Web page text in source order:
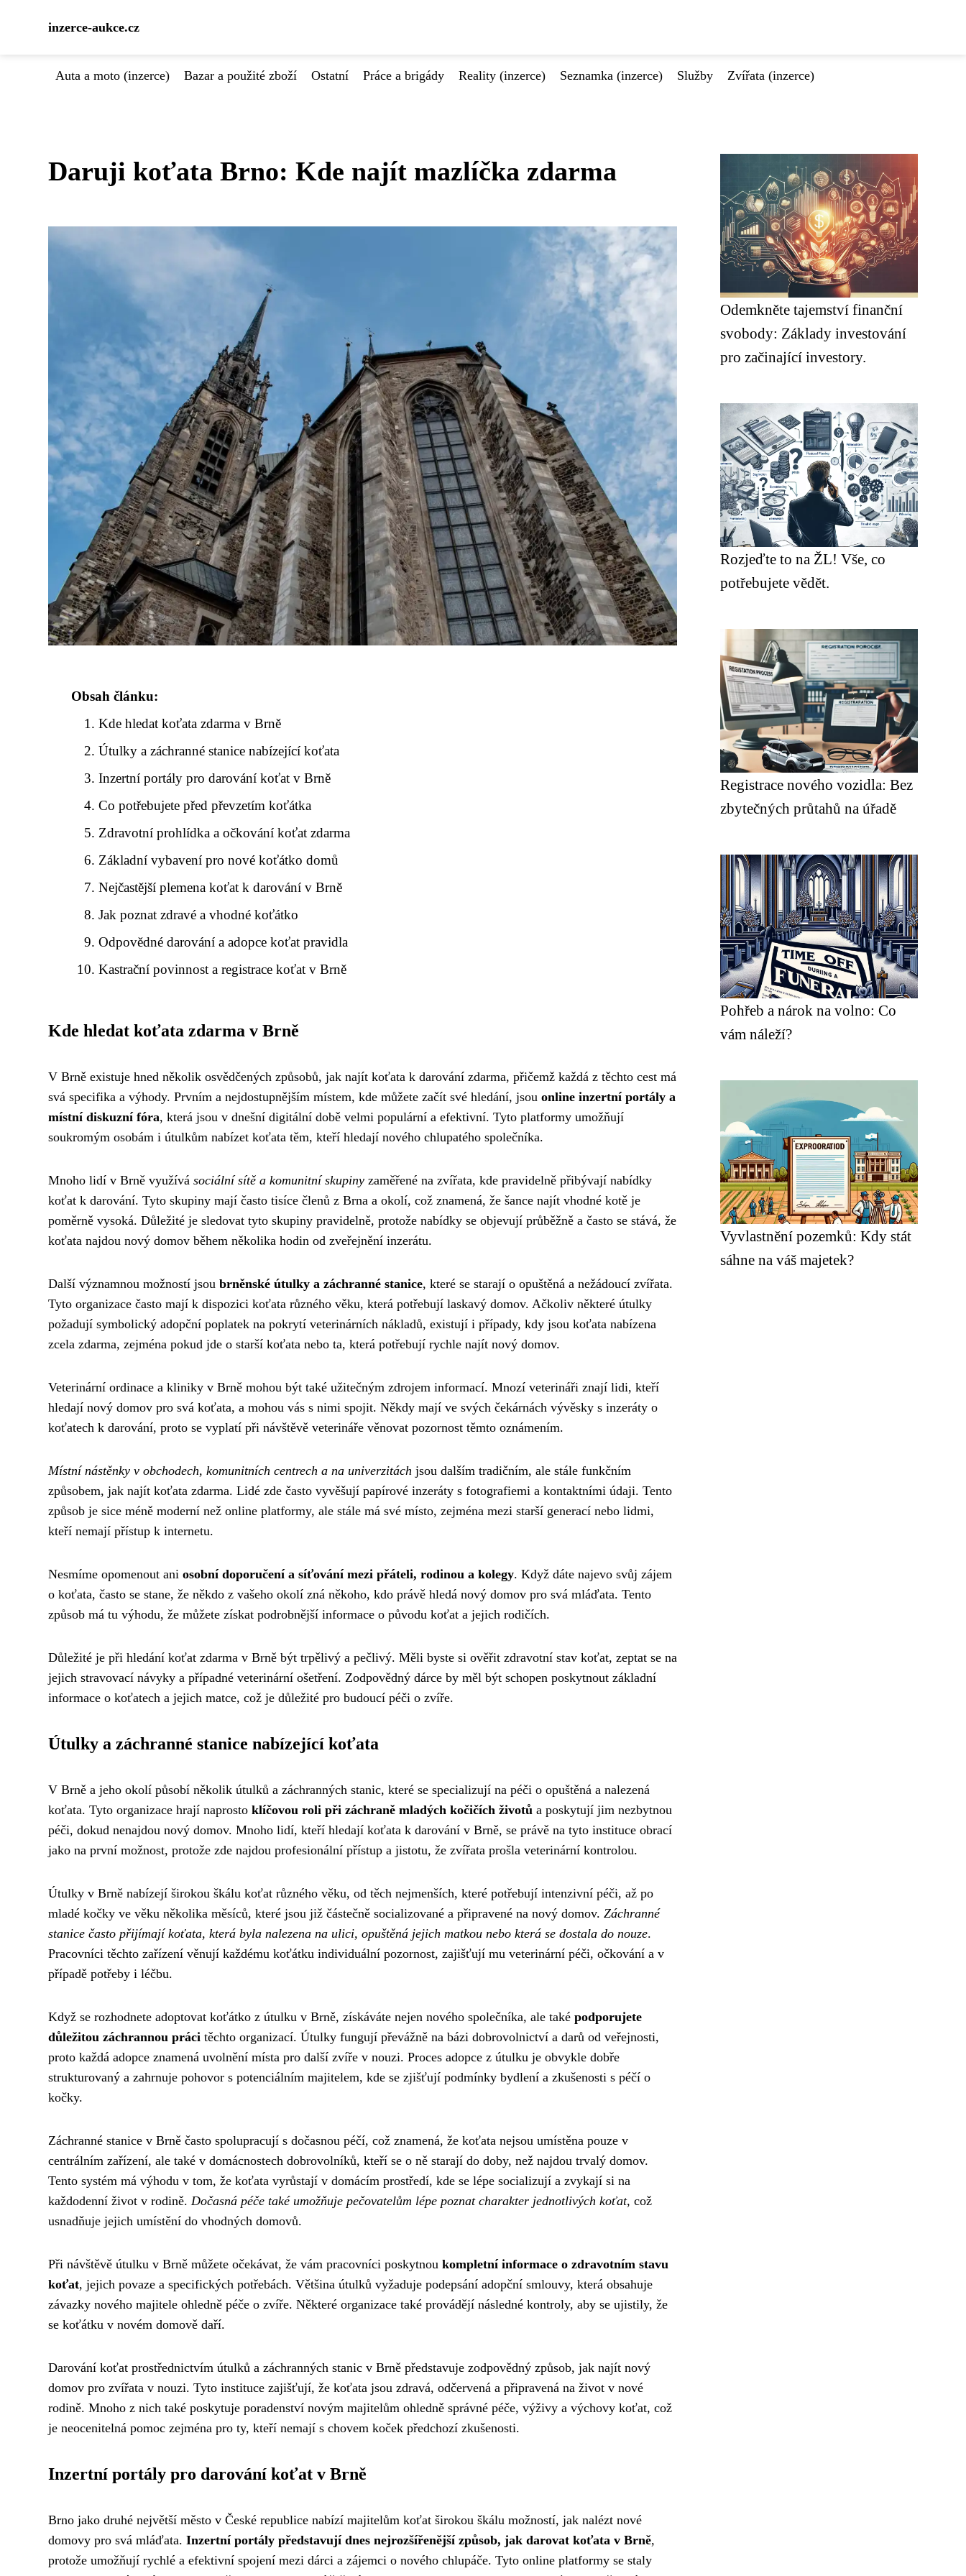
inzerce-aukce.cz
Auta a moto (inzerce) Bazar a použité zboží Ostatní Práce a brigády Reality (inzerce) Seznamka (inzerce) Služby Zvířata (inzerce)
Daruji koťata Brno: Kde najít mazlíčka zdarma
Obsah článku:
Kde hledat koťata zdarma v Brně
Útulky a záchranné stanice nabízející koťata
Inzertní portály pro darování koťat v Brně
Co potřebujete před převzetím koťátka
Zdravotní prohlídka a očkování koťat zdarma
Základní vybavení pro nové koťátko domů
Nejčastější plemena koťat k darování v Brně
Jak poznat zdravé a vhodné koťátko
Odpovědné darování a adopce koťat pravidla
Kastrační povinnost a registrace koťat v Brně
Kde hledat koťata zdarma v Brně
V Brně existuje hned několik osvědčených způsobů, jak najít koťata k darování zdarma, přičemž každá z těchto cest má
svá specifika a výhody. Prvním a nejdostupnějším místem, kde můžete začít své hledání, jsou online inzertní portály a
místní diskuzní fóra, která jsou v dnešní digitální době velmi populární a efektivní. Tyto platformy umožňují
soukromým osobám i útulkům nabízet koťata těm, kteří hledají nového chlupatého společníka.
Mnoho lidí v Brně využívá sociální sítě a komunitní skupiny zaměřené na zvířata, kde pravidelně přibývají nabídky
koťat k darování. Tyto skupiny mají často tisíce členů z Brna a okolí, což znamená, že šance najít vhodné kotě je
poměrně vysoká. Důležité je sledovat tyto skupiny pravidelně, protože nabídky se objevují průběžně a často se stává, že
koťata najdou nový domov během několika hodin od zveřejnění inzerátu.
Další významnou možností jsou brněnské útulky a záchranné stanice, které se starají o opuštěná a nežádoucí zvířata.
Tyto organizace často mají k dispozici koťata různého věku, která potřebují laskavý domov. Ačkoliv některé útulky
požadují symbolický adopční poplatek na pokrytí veterinárních nákladů, existují i případy, kdy jsou koťata nabízena
zcela zdarma, zejména pokud jde o starší koťata nebo ta, která potřebují rychle najít nový domov.
Veterinární ordinace a kliniky v Brně mohou být také užitečným zdrojem informací. Mnozí veterináři znají lidi, kteří
hledají nový domov pro svá koťata, a mohou vás s nimi spojit. Někdy mají ve svých čekárnách vývěsky s inzeráty o
koťatech k darování, proto se vyplatí při návštěvě veterináře věnovat pozornost těmto oznámením.
Místní nástěnky v obchodech, komunitních centrech a na univerzitách jsou dalším tradičním, ale stále funkčním
způsobem, jak najít koťata zdarma. Lidé zde často vyvěšují papírové inzeráty s fotografiemi a kontaktními údaji. Tento
způsob je sice méně moderní než online platformy, ale stále má své místo, zejména mezi starší generací nebo lidmi,
kteří nemají přístup k internetu.
Nesmíme opomenout ani osobní doporučení a síťování mezi přáteli, rodinou a kolegy. Když dáte najevo svůj zájem
o koťata, často se stane, že někdo z vašeho okolí zná někoho, kdo právě hledá nový domov pro svá mláďata. Tento
způsob má tu výhodu, že můžete získat podrobnější informace o původu koťat a jejich rodičích.
Důležité je při hledání koťat zdarma v Brně být trpělivý a pečlivý. Měli byste si ověřit zdravotní stav koťat, zeptat se na
jejich stravovací návyky a případné veterinární ošetření. Zodpovědný dárce by měl být schopen poskytnout základní
informace o koťatech a jejich matce, což je důležité pro budoucí péči o zvíře.
Útulky a záchranné stanice nabízející koťata
V Brně a jeho okolí působí několik útulků a záchranných stanic, které se specializují na péči o opuštěná a nalezená
koťata. Tyto organizace hrají naprosto klíčovou roli při záchraně mladých kočičích životů a poskytují jim nezbytnou
péči, dokud nenajdou nový domov. Mnoho lidí, kteří hledají koťata k darování v Brně, se právě na tyto instituce obrací
jako na první možnost, protože zde najdou profesionální přístup a jistotu, že zvířata prošla veterinární kontrolou.
Útulky v Brně nabízejí širokou škálu koťat různého věku, od těch nejmenších, které potřebují intenzivní péči, až po
mladé kočky ve věku několika měsíců, které jsou již částečně socializované a připravené na nový domov. Záchranné
stanice často přijímají koťata, která byla nalezena na ulici, opuštěná jejich matkou nebo která se dostala do nouze.
Pracovníci těchto zařízení věnují každému koťátku individuální pozornost, zajišťují mu veterinární péči, očkování a v
případě potřeby i léčbu.
Když se rozhodnete adoptovat koťátko z útulku v Brně, získáváte nejen nového společníka, ale také podporujete
důležitou záchrannou práci těchto organizací. Útulky fungují převážně na bázi dobrovolnictví a darů od veřejnosti,
proto každá adopce znamená uvolnění místa pro další zvíře v nouzi. Proces adopce z útulku je obvykle dobře
strukturovaný a zahrnuje pohovor s potenciálním majitelem, kde se zjišťují podmínky bydlení a zkušenosti s péčí o
kočky.
Záchranné stanice v Brně často spolupracují s dočasnou péčí, což znamená, že koťata nejsou umístěna pouze v
centrálním zařízení, ale také v domácnostech dobrovolníků, kteří se o ně starají do doby, než najdou trvalý domov.
Tento systém má výhodu v tom, že koťata vyrůstají v domácím prostředí, kde se lépe socializují a zvykají si na
každodenní život v rodině. Dočasná péče také umožňuje pečovatelům lépe poznat charakter jednotlivých koťat, což
usnadňuje jejich umístění do vhodných domovů.
Při návštěvě útulku v Brně můžete očekávat, že vám pracovníci poskytnou kompletní informace o zdravotním stavu
koťat, jejich povaze a specifických potřebách. Většina útulků vyžaduje podepsání adopční smlouvy, která obsahuje
závazky nového majitele ohledně péče o zvíře. Některé organizace také provádějí následné kontroly, aby se ujistily, že
se koťátku v novém domově daří.
Darování koťat prostřednictvím útulků a záchranných stanic v Brně představuje zodpovědný způsob, jak najít nový
domov pro zvířata v nouzi. Tyto instituce zajišťují, že koťata jsou zdravá, odčervená a připravená na život v nové
rodině. Mnoho z nich také poskytuje poradenství novým majitelům ohledně správné péče, výživy a výchovy koťat, což
je neocenitelná pomoc zejména pro ty, kteří nemají s chovem koček předchozí zkušenosti.
Inzertní portály pro darování koťat v Brně
Brno jako druhé největší město v České republice nabízí majitelům koťat širokou škálu možností, jak nalézt nové
domovy pro svá mláďata. Inzertní portály představují dnes nejrozšířenější způsob, jak darovat koťata v Brně,
protože umožňují rychlé a efektivní spojení mezi dárci a zájemci o nového chlupáče. Tyto online platformy se staly
Odemkněte tajemství finanční
svobody: Základy investování
pro začinající investory.
Rozjeďte to na ŽL! Vše, co
potřebujete vědět.
Registrace nového vozidla: Bez
zbytečných průtahů na úřadě
Pohřeb a nárok na volno: Co
vám náleží?
Vyvlastnění pozemků: Kdy stát
sáhne na váš majetek?